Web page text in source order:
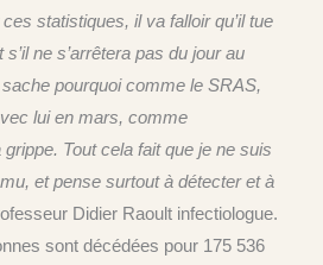
statistiques, il va falloir qu’il tue
ne s’arrêtera pas du jour au
pourquoi comme le SRAS,
lui en mars, comme
Tout cela fait que je ne suis
et pense surtout à détecter et à
Didier Raoult infectiologue.
sont décédées pour 175 536